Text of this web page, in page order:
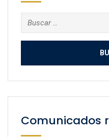
Buscar:
Comunicados